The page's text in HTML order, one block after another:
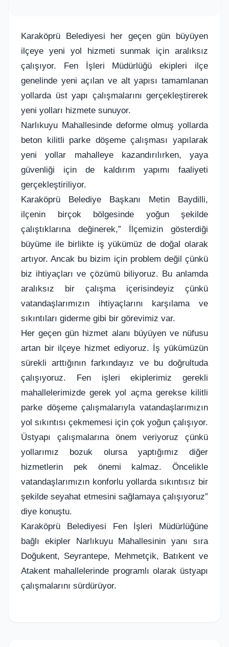
Karaköprü Belediyesi her geçen gün büyüyen
ilçeye yeni yol hizmeti sunmak için aralıksız
çalışıyor. Fen İşleri Müdürlüğü ekipleri ilçe
genelinde yeni açılan ve alt yapısı tamamlanan
yollarda üst yapı çalışmalarını gerçekleştirerek
yeni yolları hizmete sunuyor.
Narlıkuyu Mahallesinde deforme olmuş yollarda
beton kilitli parke döşeme çalışması yapılarak
yeni yollar mahalleye kazandırılırken, yaya
güvenliği için de kaldırım yapımı faaliyeti
gerçekleştiriliyor.
Karaköprü Belediye Başkanı Metin Baydilli,
ilçenin birçok bölgesinde yoğun şekilde
çalıştıklarına değinerek,” İlçemizin gösterdiği
büyüme ile birlikte iş yükümüz de doğal olarak
artıyor. Ancak bu bizim için problem değil çünkü
biz ihtiyaçları ve çözümü biliyoruz. Bu anlamda
aralıksız bir çalışma içerisindeyiz çünkü
vatandaşlarımızın ihtiyaçlarını karşılama ve
sıkıntıları giderme gibi bir görevimiz var.
Her geçen gün hizmet alanı büyüyen ve nüfusu
artan bir ilçeye hizmet ediyoruz. İş yükümüzün
sürekli arttığının farkındayız ve bu doğrultuda
çalışıyoruz. Fen işleri ekiplerimiz gerekli
mahallelerimizde gerek yol açma gerekse kilitli
parke döşeme çalışmalarıyla vatandaşlarımızın
yol sıkıntısı çekmemesi için çok yoğun çalışıyor.
Üstyapı çalışmalarına önem veriyoruz çünkü
yollarımız bozuk olursa yaptığımız diğer
hizmetlerin pek önemi kalmaz. Öncelikle
vatandaşlarımızın konforlu yollarda sıkıntısız bir
şekilde seyahat etmesini sağlamaya çalışıyoruz”
diye konuştu.
Karaköprü Belediyesi Fen İşleri Müdürlüğüne
bağlı ekipler Narlıkuyu Mahallesinin yanı sıra
Doğukent, Seyrantepe, Mehmetçik, Batıkent ve
Atakent mahallelerinde programlı olarak üstyapı
çalışmalarını sürdürüyor.